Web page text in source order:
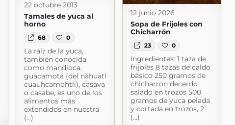
22 octubre 2013
Tamales de yuca al
horno
68 0
La raíz de la yuca,
también conocida
como mandioca,
guacamota (del náhuatl
cuauhcamohtli), casava
o casabe, es uno de los
alimentos más
extendidos en nuestra
(...)
12 junio 2026
Sopa de Frijoles con
Chicharrón
23 0
Ingredientes: 1 taza de
frijoles 8 tazas de caldo
básico 250 gramos de
chicharron decerdo
salado en trozos 500
gramos de yuca pelada
y cortada en trozos, 2
(...)